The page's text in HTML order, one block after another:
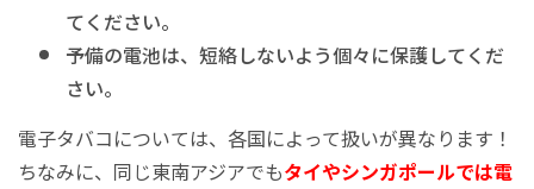
てください。
予備の電池は、短絡しないよう個々に保護してくだ
さい。
電子タバコについては、各国によって扱いが異なります！
ちなみに、同じ東南アジアでもタイやシンガポールでは電